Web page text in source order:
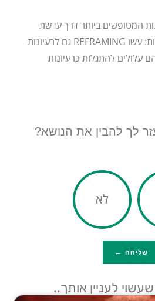
המטופשים ביותר דרך עדשת
האפשרי. או במילים אחרות: עשו REFRAMING גם לרעיונות
עלולים להתגלות כרעיונות
לך להבין את הנושא?
לא
שליחה ←
לעניין אותך..